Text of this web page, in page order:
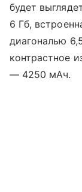
будет
6 Гб,
диагональю
контрастное
— 4250 мАч.